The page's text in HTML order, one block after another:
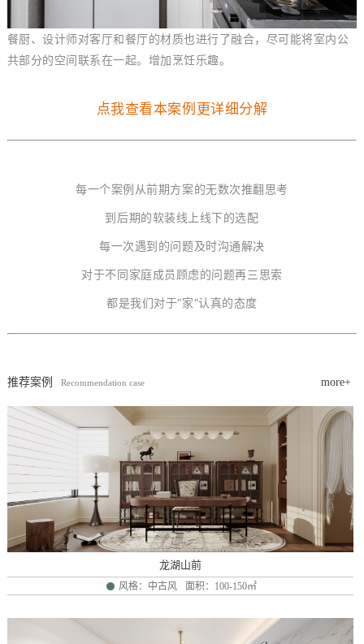
餐厨、设计师对客厅和餐厅的材质也进行了融合，尽可能将室内公
共部分的空间联系在一起。增加烹饪乐趣。
点我查看本案例更详细分解
每一个案例从前期方案的无数次推翻思考
到后期的软装线上线下的选配
每一次遇到的问题及时沟通解决
对于不同家庭成员顾虑的问题再三思索
都是我们对于“家”认真的态度
推荐案例 Recommendation case more+
龙湖山前
风格：中古风 面积：100-150㎡